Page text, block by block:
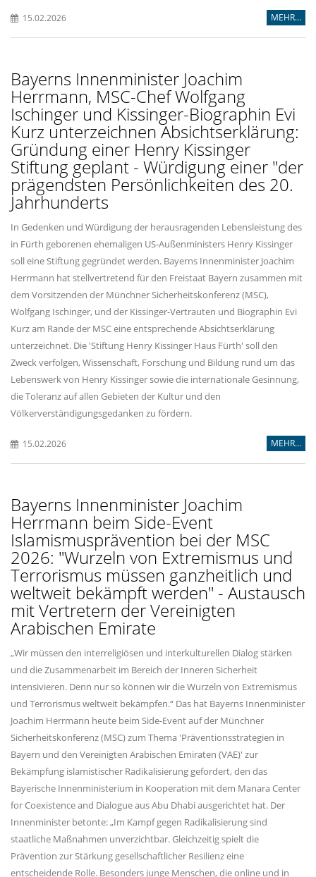
15.02.2026 MEHR...
Bayerns Innenminister Joachim
Herrmann, MSC-Chef Wolfgang
Ischinger und Kissinger-Biographin Evi
Kurz unterzeichnen Absichtserklärung:
Gründung einer Henry Kissinger
Stiftung geplant - Würdigung einer "der
prägendsten Persönlichkeiten des 20.
Jahrhunderts
In Gedenken und Würdigung der herausragenden Lebensleistung des
in Fürth geborenen ehemaligen US-Außenministers Henry Kissinger
soll eine Stiftung gegründet werden. Bayerns Innenminister Joachim
Herrmann hat stellvertretend für den Freistaat Bayern zusammen mit
dem Vorsitzenden der Münchner Sicherheitskonferenz (MSC),
Wolfgang Ischinger, und der Kissinger-Vertrauten und Biographin Evi
Kurz am Rande der MSC eine entsprechende Absichtserklärung
unterzeichnet. Die 'Stiftung Henry Kissinger Haus Fürth' soll den
Zweck verfolgen, Wissenschaft, Forschung und Bildung rund um das
Lebenswerk von Henry Kissinger sowie die internationale Gesinnung,
die Toleranz auf allen Gebieten der Kultur und den
Völkerverständigungsgedanken zu fördern.
15.02.2026 MEHR...
Bayerns Innenminister Joachim
Herrmann beim Side-Event
Islamismusprävention bei der MSC
2026: "Wurzeln von Extremismus und
Terrorismus müssen ganzheitlich und
weltweit bekämpft werden" - Austausch
mit Vertretern der Vereinigten
Arabischen Emirate
Wir müssen den interreligiösen und interkulturellen Dialog stärken
und die Zusammenarbeit im Bereich der Inneren Sicherheit
intensivieren. Denn nur so können wir die Wurzeln von Extremismus
und Terrorismus weltweit bekämpfen.“ Das hat Bayerns Innenminister
Joachim Herrmann heute beim Side-Event auf der Münchner
Sicherheitskonferenz (MSC) zum Thema 'Präventionsstrategien in
Bayern und den Vereinigten Arabischen Emiraten (VAE)' zur
Bekämpfung islamistischer Radikalisierung gefordert, den das
Bayerische Innenministerium in Kooperation mit dem Manara Center
for Coexistence and Dialogue aus Abu Dhabi ausgerichtet hat. Der
Innenminister betonte: „Im Kampf gegen Radikalisierung sind
staatliche Maßnahmen unverzichtbar. Gleichzeitig spielt die
Prävention zur Stärkung gesellschaftlicher Resilienz eine
entscheidende Rolle. Besonders junge Menschen, die online und in